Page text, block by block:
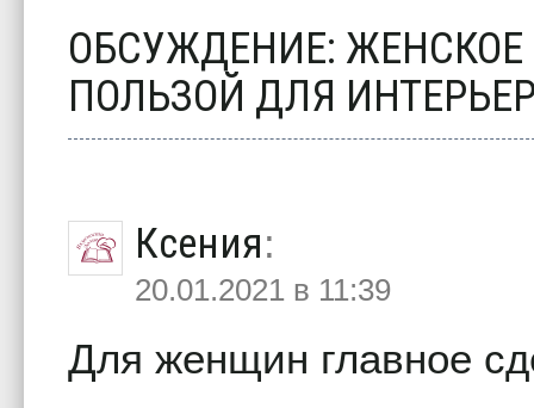
ОБСУЖДЕНИЕ:
ПОЛЬЗОЙ ДЛЯ
Ксения:
20.01.2021 в 11:39
Для женщин главное